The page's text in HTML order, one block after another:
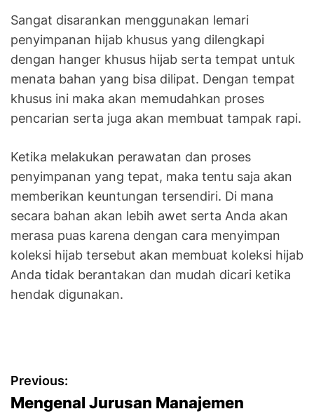
Sangat disarankan menggunakan lemari
penyimpanan hijab khusus yang dilengkapi
dengan hanger khusus hijab serta tempat untuk
menata bahan yang bisa dilipat. Dengan tempat
khusus ini maka akan memudahkan proses
pencarian serta juga akan membuat tampak rapi.
Ketika melakukan perawatan dan proses
penyimpanan yang tepat, maka tentu saja akan
memberikan keuntungan tersendiri. Di mana
secara bahan akan lebih awet serta Anda akan
merasa puas karena dengan cara menyimpan
koleksi hijab tersebut akan membuat koleksi hijab
Anda tidak berantakan dan mudah dicari ketika
hendak digunakan.
P
Previous:
Mengenal Jurusan Manajemen